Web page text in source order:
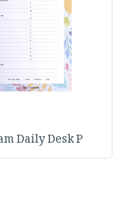
Daily Desk P